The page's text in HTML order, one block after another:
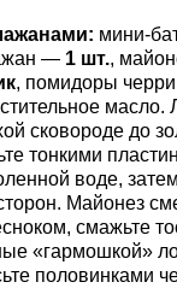
мини-
— 1 шт.,
, помидоры
масло.
сковороде до
тонкими
воде,
Майонез
смажьте
«гармошкой»
половинками